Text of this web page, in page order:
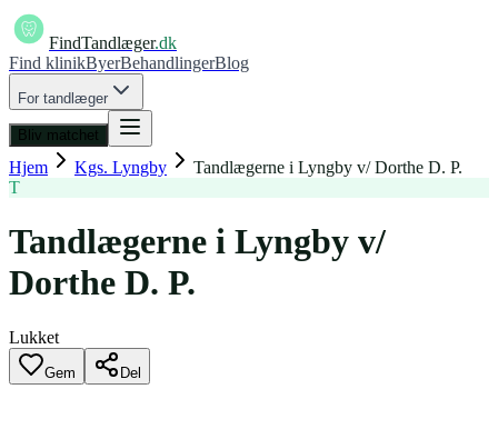
FindTandlæger.dk
Find klinikByerBehandlingerBlog
For tandlæger
Bliv matchet
Hjem Kgs. Lyngby
Tandlægerne i Lyngby v/ Dorthe D. P.
T
Tandlægerne i Lyngby v/
Dorthe D. P.
Lukket
Gem Del